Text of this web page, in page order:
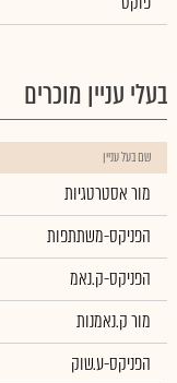
בעלי עניין מוכרים
שם בעל עניין
מור אסטרטגיות
הפניקס-משתתפות
הפניקס-ק.נאמ
מור ק.נאמנות
הפניקס-ע.שוק